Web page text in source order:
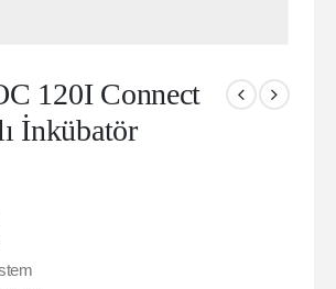
120I Connect
İnkübatör